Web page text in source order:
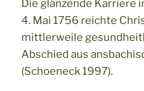
Die glänzende Karriere
4. Mai 1756 reichte
mittlerweile
Abschied aus
(Schoeneck 1997).